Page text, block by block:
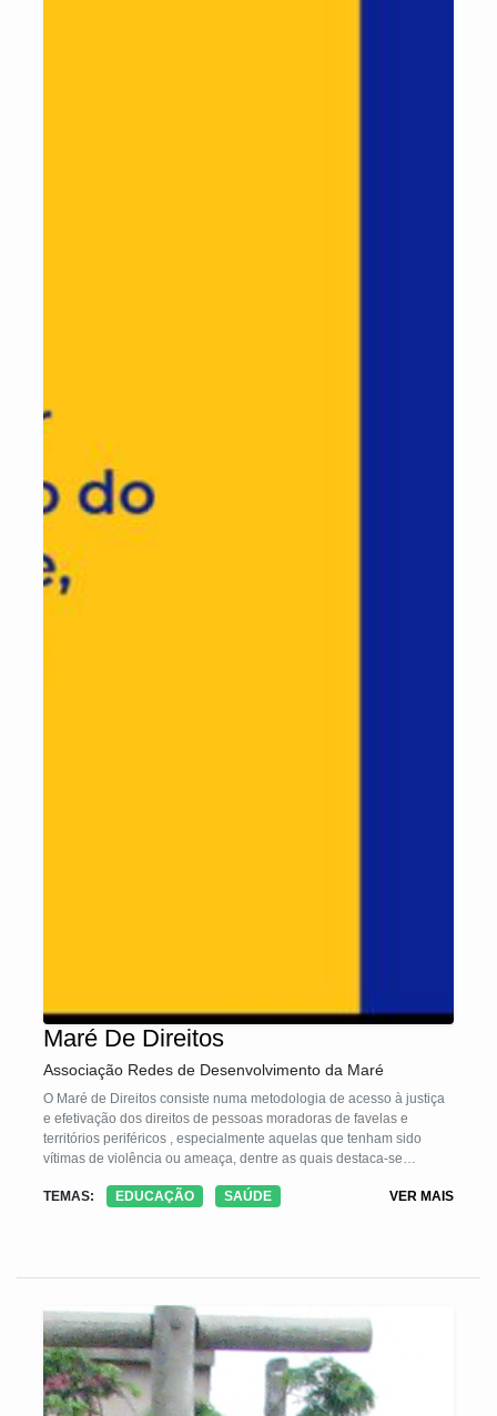
Maré De Direitos
Associação Redes de Desenvolvimento da Maré
O Maré de Direitos consiste numa metodologia de acesso à justiça
e efetivação dos direitos de pessoas moradoras de favelas e
territórios periféricos , especialmente aquelas que tenham sido
vítimas de violência ou ameaça, dentre as quais destaca-se
criminal e violência armada, dentre outras. A tecnologia prevê um
direitos; 2) articulação institucional e mobilização comunitária; 3)
para o aprimoramento das políticas públicas.
TEMAS: EDUCAÇÃO SAÚDE VER MAIS